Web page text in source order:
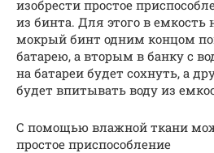
изобрести простое
из бинта. Для этого в емкость
мокрый бинт одним концом
батарею, а вторым в банку с
на батареи будет сохнуть, а
будет впитывать воду из
С помощью влажной ткани
простое приспособление